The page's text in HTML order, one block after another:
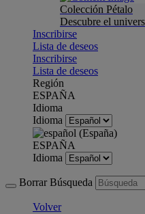
Colección Pétalo
Descubre el
Inscribirse
Lista de deseos
Inscribirse
Lista de deseos
Región
ESPAÑA
Idioma
Idioma
ESPAÑA
Idioma
Borrar Búsqueda
Volver